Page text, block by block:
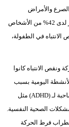
سيارات
والأمراض
السرطانية. وفي منتصف العمر، سُجل تشخيصان أو أكثر لدى 42% من الأشخاص
في الطفولة،
الانتباه كانوا
اليومية بسبب
حالتهم الصحية. وفسر الباحثون هذا الارتباط بعوامل مصاحبة لـ (ADHD) مثل
الصحية النفسية.
فرط الحركة